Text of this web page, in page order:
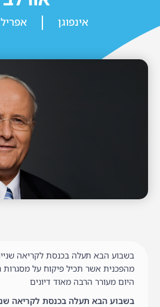
אינפוגן אפריל 4, 2022
בשבוע הבא תעלה בכנסת לקריאה
מהפכנית אשר תכיל פיקוח על מסגרות
היום מעורר הרבה מאוד דיונים
בשבוע הבא תעלה בכנסת לקריאה